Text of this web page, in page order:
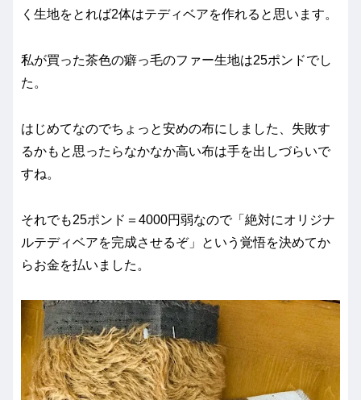
く生地をとれば2体はテディベアを作れると思います。
私が買った茶色の癖っ毛のファー生地は25ポンドでし
た。
はじめてなのでちょっと安めの布にしました、失敗す
るかもと思ったらなかなか高い布は手を出しづらいで
すね。
それでも25ポンド＝4000円弱なので「絶対にオリジナ
ルテディベアを完成させるぞ」という覚悟を決めてか
らお金を払いました。